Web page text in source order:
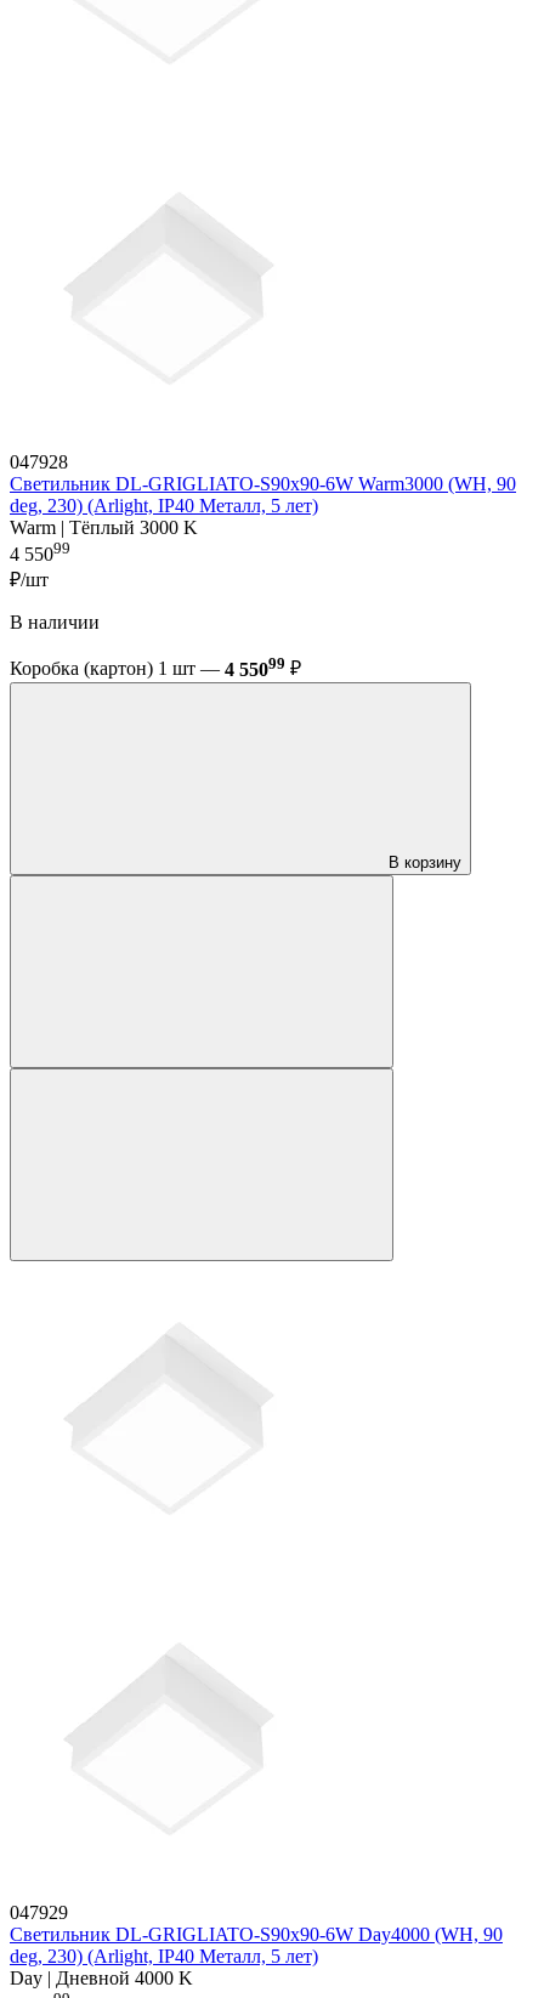
047928
Светильник DL-GRIGLIATO-S90x90-6W Warm3000 (WH, 90
deg, 230) (Arlight, IP40 Металл, 5 лет)
Warm | Тёплый 3000 K
4 55099
₽/шт
В наличии
Коробка (картон) 1 шт — 4 55099 ₽
В корзину
047929
Светильник DL-GRIGLIATO-S90x90-6W Day4000 (WH, 90
deg, 230) (Arlight, IP40 Металл, 5 лет)
Day | Дневной 4000 K